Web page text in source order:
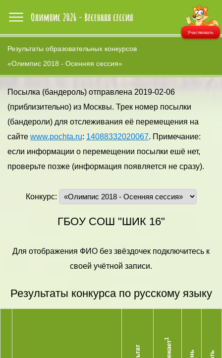
Участвовать
Результаты образовательных конкурсов
«Олимпис 2018 - Осенняя сессия»
Посылка (бандероль) отправлена 2019-02-06
(приблизительно) из Москвы. Трек номер посылки
(бандероли) для отслеживания её перемещения на
сайте www.pochta.ru: 14088332020067. Примечание:
если информации о перемещении посылки ешё нет,
проверьте позже (информация появляется не сразу).
Конкурс:
ГБОУ СОШ "ШИК 16"
Для отображения ФИО без звёздочек подключитесь к
своей учётной записи.
Результаты конкурса по русскому языку
1